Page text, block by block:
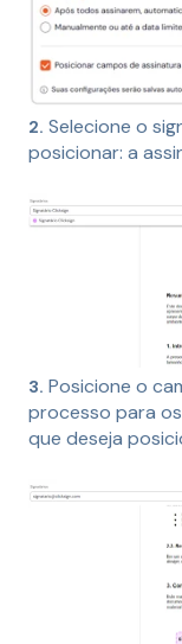
2. Selecione o
posicionar: a
3. Posicione o
processo para
que deseja